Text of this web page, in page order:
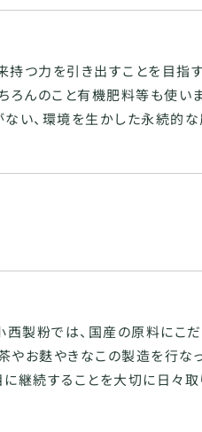
つ力を引き出すことを目指
ろんのこと有機肥料等も使い
い、環境を生かした永続的な
製粉では、国産の原料にこ
お麩やきなこの製造を行なっ
継続することを大切に日々取